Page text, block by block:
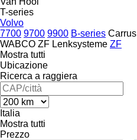
T-series
Volvo
7700 9700 9900 B-series Carrus
WABCO ZF Lenksysteme ZF
Mostra tutti
Ubicazione
Ricerca a raggiera
Italia
Mostra tutti
Prezzo